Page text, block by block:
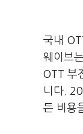
국내
웨이브
OTT 부
니다.
든 비용